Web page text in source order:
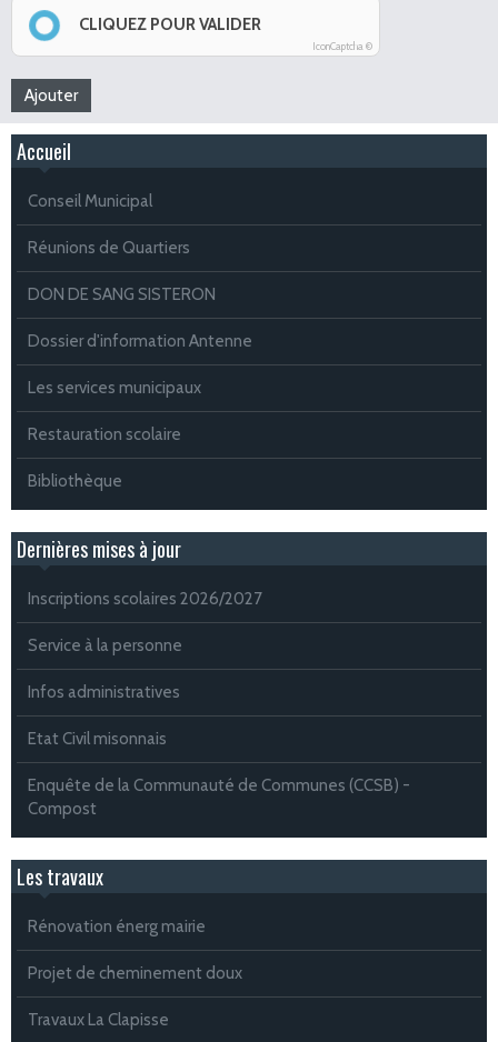
CLIQUEZ POUR VALIDER
IconCaptcha ©
Accueil
Conseil Municipal
Réunions de Quartiers
DON DE SANG SISTERON
Dossier d'information Antenne
Les services municipaux
Restauration scolaire
Bibliothèque
Dernières mises à jour
Inscriptions scolaires 2026/2027
Service à la personne
Infos administratives
Etat Civil misonnais
Enquête de la Communauté de Communes (CCSB) -
Compost
Les travaux
Rénovation énerg mairie
Projet de cheminement doux
Travaux La Clapisse